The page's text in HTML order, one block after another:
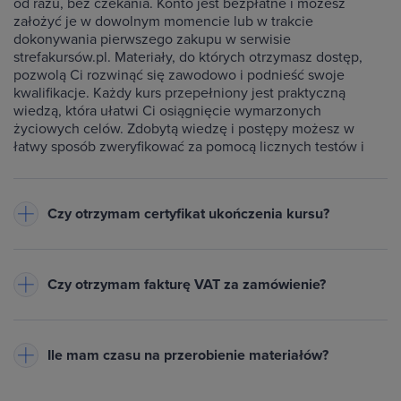
założyć je w dowolnym momencie lub w trakcie
dokonywania pierwszego zakupu w serwisie
strefakursów.pl. Materiały, do których otrzymasz dostęp,
pozwolą Ci rozwinąć się zawodowo i podnieść swoje
kwalifikacje. Każdy kurs przepełniony jest praktyczną
wiedzą, która ułatwi Ci osiągnięcie wymarzonych
życiowych celów. Zdobytą wiedzę i postępy możesz w
łatwy sposób zweryfikować za pomocą licznych testów i
Czy otrzymam certyfikat ukończenia kursu?
Twoim koncie w zakładce Certyfikaty. Warunkiem jego
data wystawienia i unikalny numer certyfikatu. Certyfikat
Czy otrzymam fakturę VAT za zamówienie?
zakupie. Pobierzesz ją z zakładki Historia zamówień na
Ile mam czasu na przerobienie materiałów?